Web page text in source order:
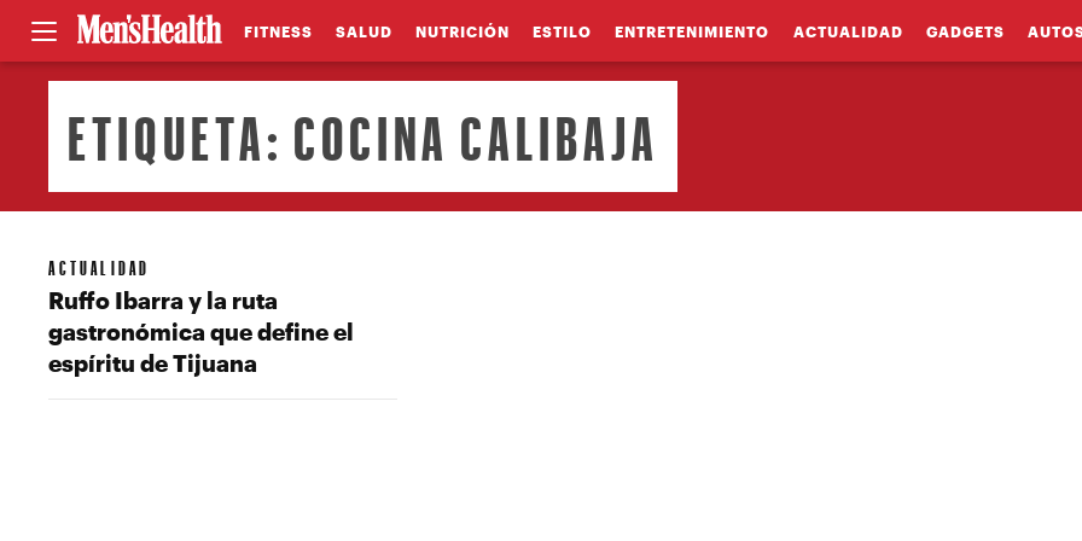
FITNESS SALUD NUTRICIÓN ESTILO ENTRETENIMIENTO ACTUALIDAD GADGETS
ETIQUETA: COCINA CALIBAJA
ACTUALIDAD
Ruffo Ibarra y la ruta
gastronómica que define el
espíritu de Tijuana